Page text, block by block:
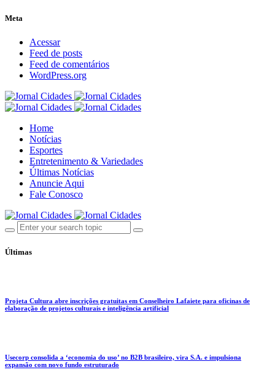
Meta
Acessar
Feed de posts
Feed de comentários
WordPress.org
Home
Notícias
Esportes
Entretenimento & Variedades
Últimas Notícias
Anuncie Aqui
Fale Conosco
Últimas
Projeta Cultura abre inscrições gratuitas em Conselheiro Lafaiete para oficinas de
elaboração de projetos culturais e inteligência artificial
Usecorp consolida a ‘economia do uso’ no B2B brasileiro, vira S.A. e impulsiona
expansão com novo fundo estruturado